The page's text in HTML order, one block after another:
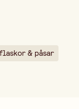
& påsar